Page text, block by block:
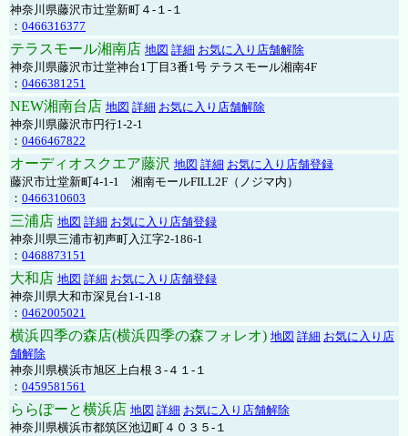
神奈川県藤沢市辻堂新町４-１-１
： 0466316377
テラスモール湘南店 地図 詳細 お気に入り店舗解除
神奈川県藤沢市辻堂神台1丁目3番1号 テラスモール湘南4F
： 0466381251
NEW湘南台店 地図 詳細 お気に入り店舗解除
神奈川県藤沢市円行1-2-1
： 0466467822
オーディオスクエア藤沢 地図 詳細 お気に入り店舗登録
藤沢市辻堂新町4-1-1 湘南モールFILL2F（ノジマ内）
： 0466310603
三浦店 地図 詳細 お気に入り店舗登録
神奈川県三浦市初声町入江字2-186-1
： 0468873151
大和店 地図 詳細 お気に入り店舗登録
神奈川県大和市深見台1-1-18
： 0462005021
横浜四季の森店(横浜四季の森フォレオ) 地図 詳細 お気に入り店
舗解除
神奈川県横浜市旭区上白根３-４１-１
： 0459581561
ららぽーと横浜店 地図 詳細 お気に入り店舗解除
神奈川県横浜市都筑区池辺町４０３５-１